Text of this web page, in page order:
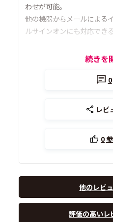
わせが可能。
他の機器からメールによる
ルサインオンにも対応できる
続きを
0
レビ
0
他のレビ
評価の高いレ